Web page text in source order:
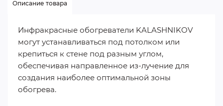
Описание товара
Инфракрасные обогреватели KALASHNIKOV
могут устанавливаться под потолком или
крепиться к стене под разным углом,
обеспечивая направленное из-лучение для
создания наиболее оптимальной зоны
обогрева.